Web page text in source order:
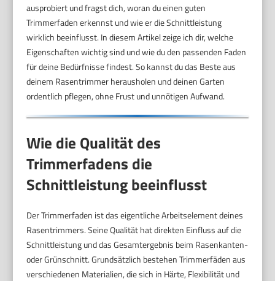
ausprobiert und fragst dich, woran du einen guten
Trimmerfaden erkennst und wie er die Schnittleistung
wirklich beeinflusst. In diesem Artikel zeige ich dir, welche
Eigenschaften wichtig sind und wie du den passenden Faden
für deine Bedürfnisse findest. So kannst du das Beste aus
deinem Rasentrimmer herausholen und deinen Garten
ordentlich pflegen, ohne Frust und unnötigen Aufwand.
Wie die Qualität des
Trimmerfadens die
Schnittleistung beeinflusst
Der Trimmerfaden ist das eigentliche Arbeitselement deines
Rasentrimmers. Seine Qualität hat direkten Einfluss auf die
Schnittleistung und das Gesamtergebnis beim Rasenkanten-
oder Grünschnitt. Grundsätzlich bestehen Trimmerfäden aus
verschiedenen Materialien, die sich in Härte, Flexibilität und